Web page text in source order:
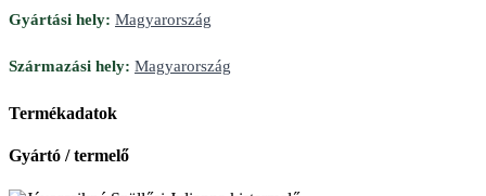
Gyártási hely: Magyarország
Származási hely: Magyarország
Termékadatok
Gyártó / termelő